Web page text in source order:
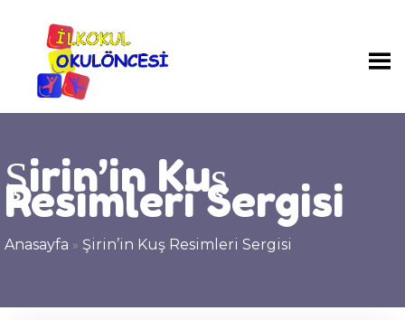
Şirin’in Kuş
Resimleri Sergisi
Anasayfa » Şirin’in Kuş Resimleri Sergisi